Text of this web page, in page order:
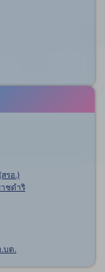
รอ.)
ชดำริ
บต.